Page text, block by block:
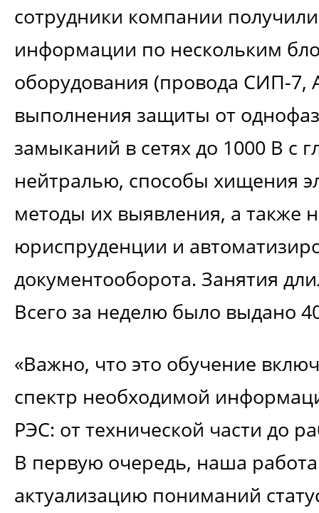
сотрудники компании
информации по нескольким
оборудования (провода СИП-7,
выполнения защиты от
замыканий в сетях до 1000 В с
нейтралью, способы хищения
методы их выявления, а также
юриспруденции и
документооборота. Занятия
Всего за неделю было выдано
«Важно, что это обучение
спектр необходимой
РЭС: от технической части до
В первую очередь, наша
актуализацию пониманий